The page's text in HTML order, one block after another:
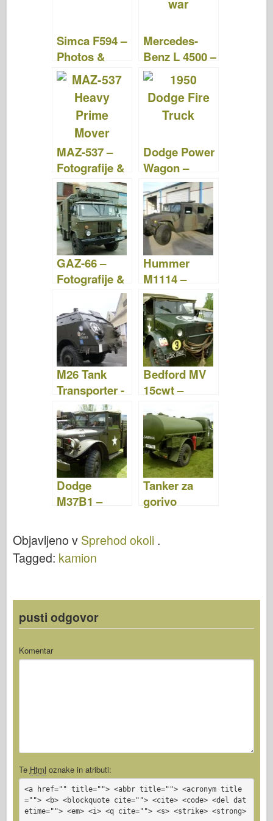
Simca F594 –
Photos &
Videos
Mercedes-
Benz L 4500 –
Fotografije in
posnetki
MAZ-537 –
Fotografije &
Video
posnetki
Dodge Power
Wagon –
Fotografije &
Video
posnetki
GAZ-66 –
Fotografije &
Hummer
M1114 –
Fotografije &
Video
M26 Tank
Transporter -
fotografije in
video
Bedford MV
15cwt –
Okoli
Dodge
M37B1 –
Okoli
Tanker za
gorivo
– Sprehod
Okoli
Objavljeno v Sprehod okoli .
Tagged: kamion
pusti odgovor
Komentar
Te Html oznake in atributi:
<a href="" title=""> <abbr title=""> <acronym title
=""> <b> <blockquote cite=""> <cite> <code> <del dat
etime=""> <em> <i> <q cite=""> <s> <strike> <strong>